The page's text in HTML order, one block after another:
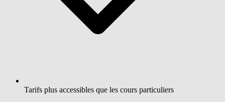
Tarifs plus accessibles que les cours particuliers